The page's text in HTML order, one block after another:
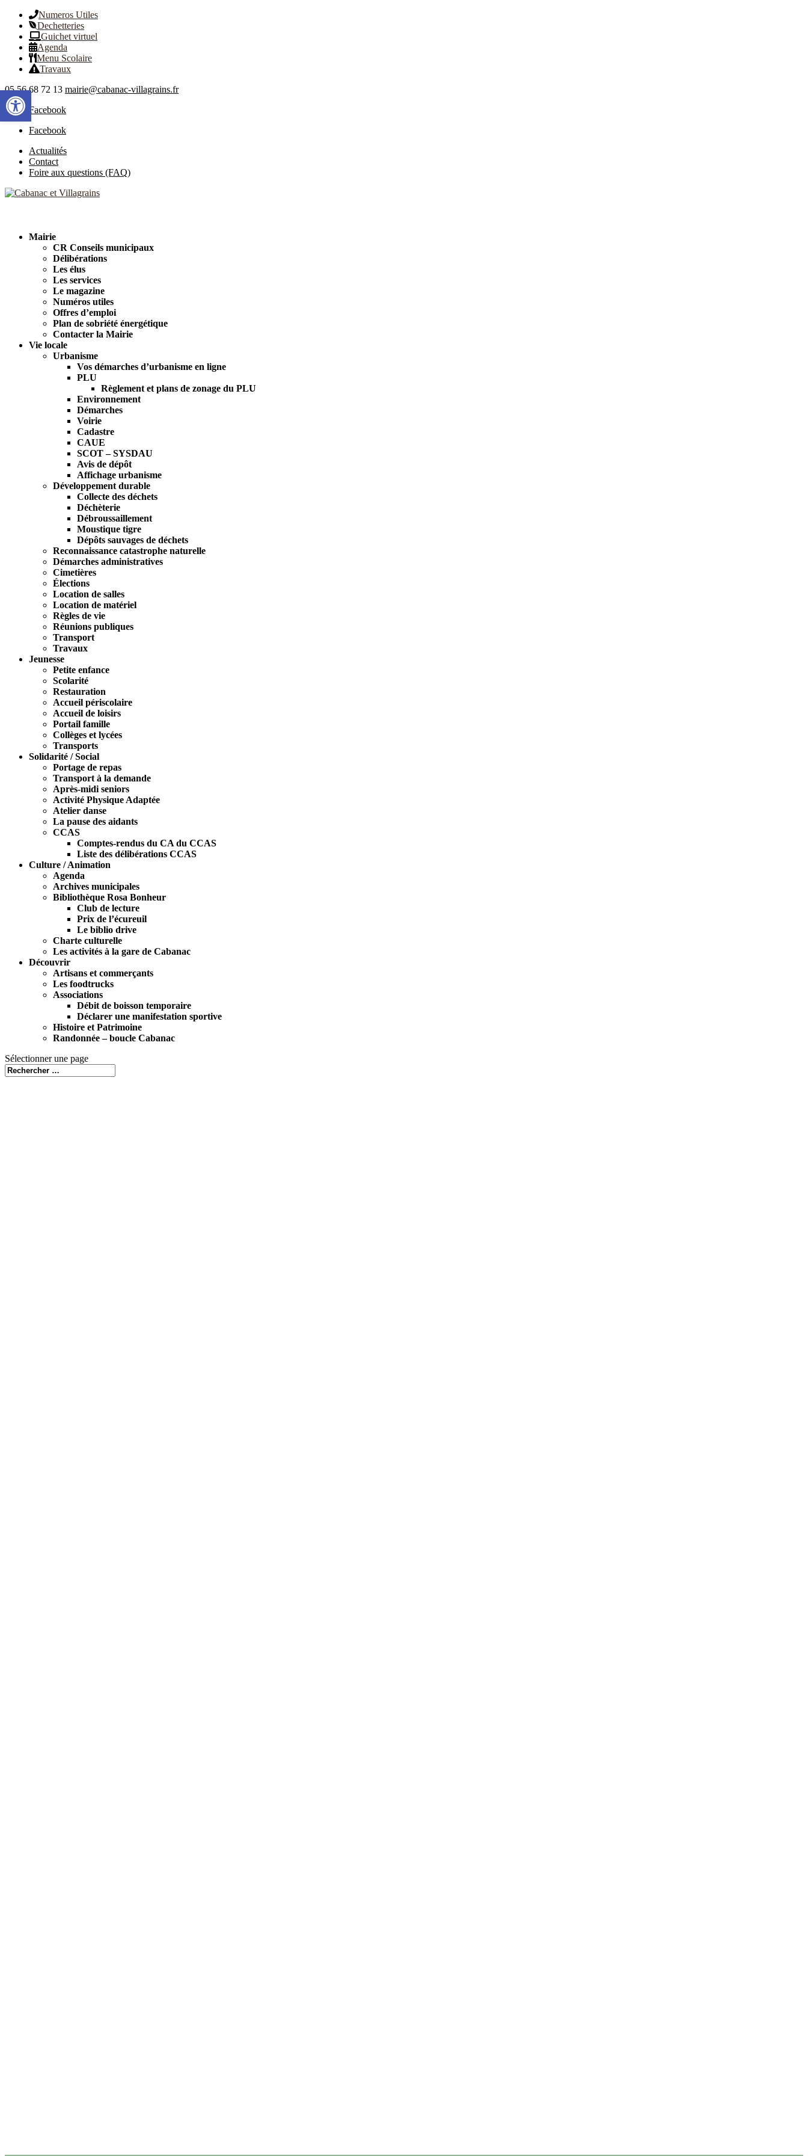
Ouvrir la barre d’outils
Numeros Utiles
Dechetteries
Guichet virtuel
Agenda
Menu Scolaire
Travaux
05 56 68 72 13 mairie@cabanac-villagrains.fr
Facebook
Facebook
Actualités
Contact
Foire aux questions (FAQ)
Mairie
CR Conseils municipaux
Délibérations
Les élus
Les services
Le magazine
Numéros utiles
Offres d’emploi
Plan de sobriété énergétique
Contacter la Mairie
Vie locale
Urbanisme
Vos démarches d’urbanisme en ligne
PLU
Règlement et plans de zonage du PLU
Environnement
Démarches
Voirie
Cadastre
CAUE
SCOT – SYSDAU
Avis de dépôt
Affichage urbanisme
Développement durable
Collecte des déchets
Déchèterie
Débroussaillement
Moustique tigre
Dépôts sauvages de déchets
Reconnaissance catastrophe naturelle
Démarches administratives
Cimetières
Élections
Location de salles
Location de matériel
Règles de vie
Réunions publiques
Transport
Travaux
Jeunesse
Petite enfance
Scolarité
Restauration
Accueil périscolaire
Accueil de loisirs
Portail famille
Collèges et lycées
Transports
Solidarité / Social
Portage de repas
Transport à la demande
Après-midi seniors
Activité Physique Adaptée
Atelier danse
La pause des aidants
CCAS
Comptes-rendus du CA du CCAS
Liste des délibérations CCAS
Culture / Animation
Agenda
Archives municipales
Bibliothèque Rosa Bonheur
Club de lecture
Prix de l’écureuil
Le biblio drive
Charte culturelle
Les activités à la gare de Cabanac
Découvrir
Artisans et commerçants
Les foodtrucks
Associations
Débit de boisson temporaire
Déclarer une manifestation sportive
Histoire et Patrimoine
Randonnée – boucle Cabanac
Sélectionner une page